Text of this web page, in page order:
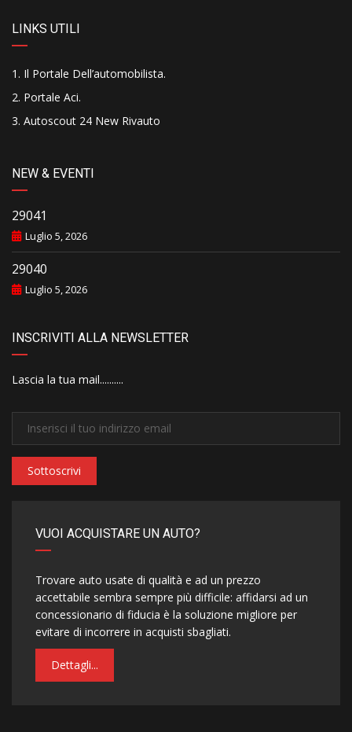
LINKS UTILI
Il Portale Dell’automobilista.
Portale Aci.
Autoscout 24 New Rivauto
NEW & EVENTI
29041
Luglio 5, 2026
29040
Luglio 5, 2026
INSCRIVITI ALLA NEWSLETTER
Lascia la tua mail..........
Sottoscrivi
VUOI ACQUISTARE UN AUTO?
Trovare auto usate di qualità e ad un prezzo
accettabile sembra sempre più difficile: affidarsi ad un
concessionario di fiducia è la soluzione migliore per
evitare di incorrere in acquisti sbagliati.
Dettagli...